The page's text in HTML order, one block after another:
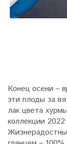
Конец осени –
эти плоды за
лак цвета
коллекции